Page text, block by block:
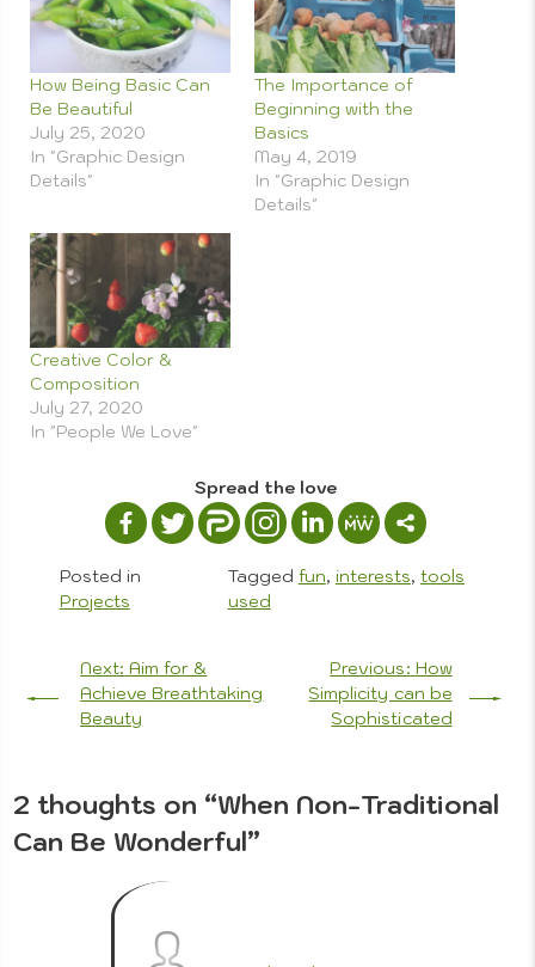
Photo
&
How Being Basic Can
Be Beautiful
July 25, 2020
In "Graphic Design
Details"
The Importance of
Beginning with the
Basics
May 4, 2019
In "Graphic Design
Details"
Creative Color &
Composition
July 27, 2020
In "People We Love"
Spread the love
Posted in
Projects
Tagged fun, interests, tools
used
Post
navigation
Previous: How
Simplicity can be
Sophisticated
Next: Aim for &
Achieve Breathtaking
Beauty
2 thoughts on “When Non-Traditional
Can Be Wonderful”